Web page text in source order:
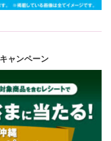
ャンペーン